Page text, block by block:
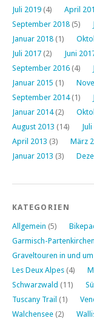
Juli 2019 (4) April
September 2018 (5)
Januar 2018 (1)
Juli 2017 (2) Juni
September 2016 (4)
Januar 2015 (1)
September 2014(1)
Januar 2014(2)
August 2013 (14)
April 2013 (3) März
Januar 2013 (3)
KATEGORIEN
Allgemein (5)
Garmisch-Partenkirchen
Graveltouren in und
Les Deux Alpes (4)
Schwarzwald (11)
Tuscany Trail (1)
Walchensee (2)